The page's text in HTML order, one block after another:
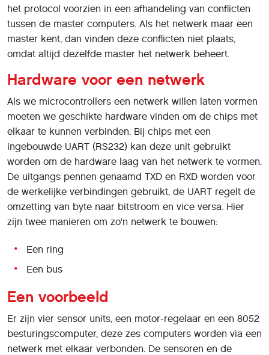
het protocol voorzien in een afhandeling van conflicten
tussen de master computers. Als het netwerk maar een
master kent, dan vinden deze conflicten niet plaats,
omdat altijd dezelfde master het netwerk beheert.
Hardware voor een netwerk
Als we microcontrollers een netwerk willen laten vormen
moeten we geschikte hardware vinden om de chips met
elkaar te kunnen verbinden. Bij chips met een
ingebouwde UART (RS232) kan deze unit gebruikt
worden om de hardware laag van het netwerk te vormen.
De uitgangs pennen genaamd TXD en RXD worden voor
de werkelijke verbindingen gebruikt, de UART regelt de
omzetting van byte naar bitstroom en vice versa. Hier
zijn twee manieren om zo'n netwerk te bouwen:
Een ring
Een bus
Een voorbeeld
Er zijn vier sensor units, een motor-regelaar en een 8052
besturingscomputer, deze zes computers worden via een
netwerk met elkaar verbonden. De sensoren en de